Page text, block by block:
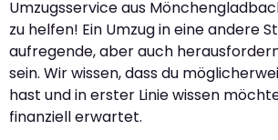
Umzugsservice aus
zu helfen! Ein Umzug in eine andere
aufregende, aber auch
sein. Wir wissen, dass du
hast und in erster Linie wissen
finanziell erwartet.